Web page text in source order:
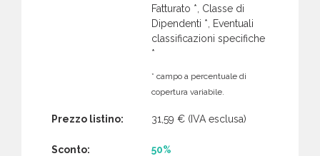
Fatturato *, Classe di
Dipendenti *, Eventuali
classificazioni specifiche
*
* campo a percentuale di
copertura variabile.
Prezzo listino: 31,59 € (IVA esclusa)
Sconto: 50%